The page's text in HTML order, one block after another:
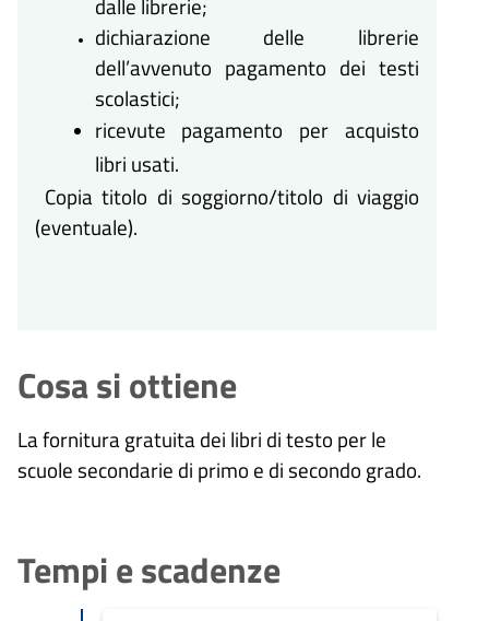
dichiarazione delle librerie
dell’avvenuto pagamento dei testi
scolastici;
ricevute pagamento per acquisto
libri usati.
Copia titolo di soggiorno/titolo di viaggio
(eventuale).
Cosa si ottiene
La fornitura gratuita dei libri di testo per le
scuole secondarie di primo e di secondo grado.
Tempi e scadenze